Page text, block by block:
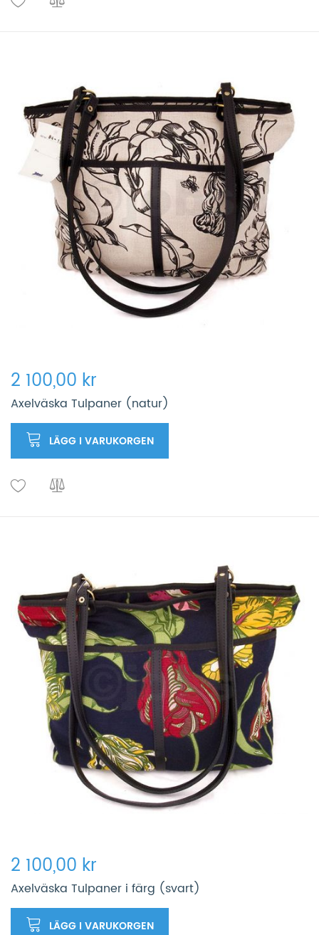
2 100,00 kr
Axelväska Tulpaner (natur)
LÄGG I VARUKORGEN
2 100,00 kr
Axelväska Tulpaner i färg (svart)
LÄGG I VARUKORGEN